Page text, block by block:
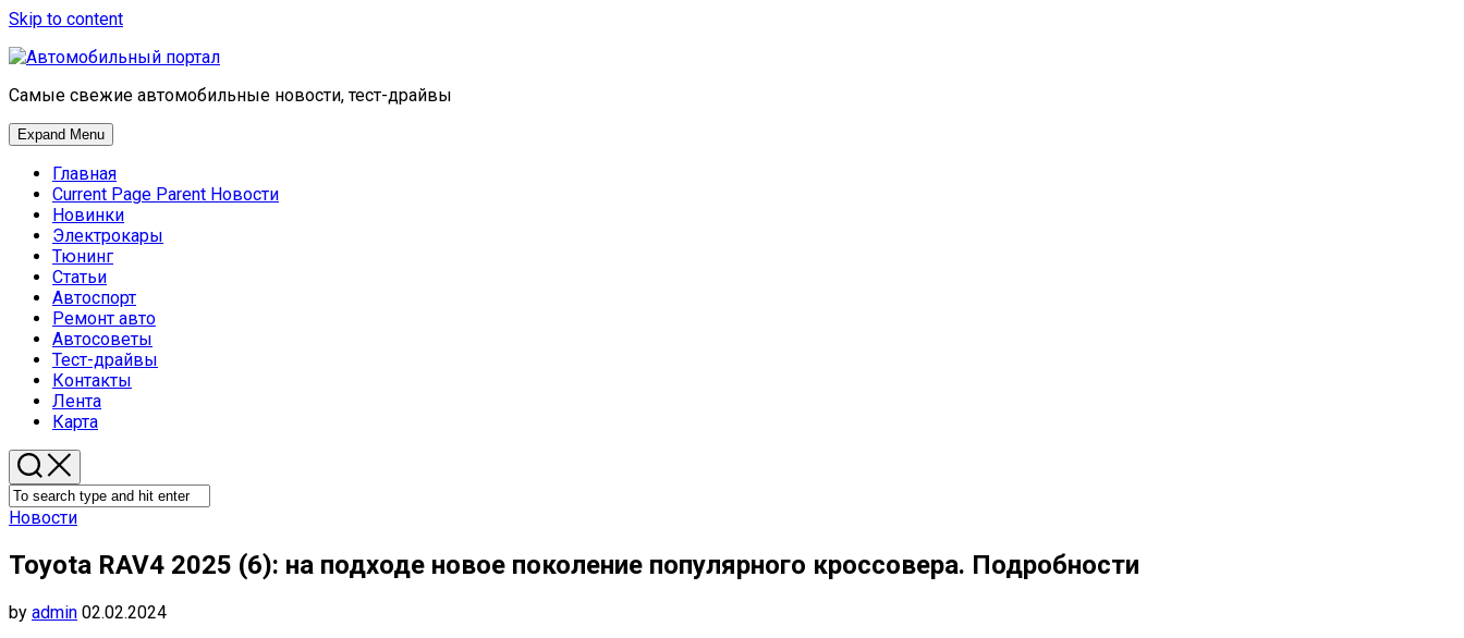
Skip to content
Самые свежие автомобильные новости, тест-драйвы
Expand Menu
Главная
Current Page Parent Новости
Новинки
Электрокары
Тюнинг
Статьи
Автоспорт
Ремонт авто
Автосоветы
Тест-драйвы
Контакты
Лента
Карта
Новости
Toyota RAV4 2025 (6): на подходе новое поколение популярного кроссовера. Подробности
by admin 02.02.2024